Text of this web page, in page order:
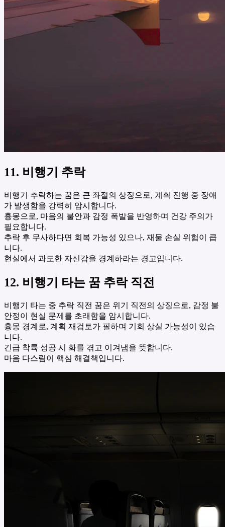
11. 비행기 추락
비행기 추락하는 꿈은 큰 좌절의 상징으로, 계획 진행 중 장애
가 발생함을 강력히 암시합니다.
흉몽으로, 마음의 불안과 감정 폭발을 반영하며 건강 주의가
필요합니다.
추락 후 무사하다면 회복 가능성 있으나, 재물 손실 위험이 큽
니다.
현실에서 과도한 자신감을 경계하라는 경고입니다.
12. 비행기 타는 꿈 추락 직전
비행기 타는 중 추락 직전 꿈은 위기 직전의 상징으로, 감정 불
안정이 현실 문제를 초래함을 암시합니다.
흉몽 경계로, 계획 재검토가 필하며 기회 상실 가능성이 있습
니다.
긴급 착륙 성공 시 화를 겪고 이겨냄을 뜻합니다.
마음 다스림이 핵심 해결책입니다.